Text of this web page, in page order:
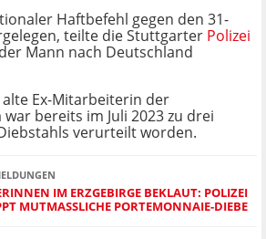
Haftbefehl gegen den 31-
teilte die Stuttgarter Polizei
Mann nach Deutschland
alte Ex-Mitarbeiterin der
bereits im Juli 2023 zu drei
verurteilt worden.
IM ERZGEBIRGE BEKLAUT: POLIZEI
MUTMASSLICHE PORTEMONNAIE-DIEBE